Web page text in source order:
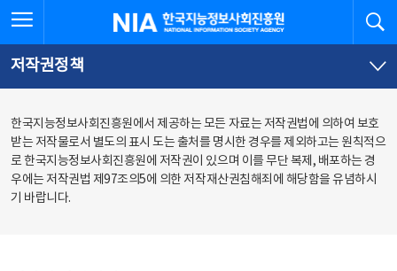
문
로
가
체
뉴
바
가
한국지능정보사회진흥원
저작권정책
한국지능정보사회진흥원에서 제공하는 모든 자료는 저작권법에 의하여 보호
받는 저작물로서 별도의 표시 도는 출처를 명시한 경우를 제외하고는 원칙적으
로 한국지능정보사회진흥원에 저작권이 있으며 이를 무단 복제, 배포하는 경
우에는 저작권법 제97조의5에 의한 저작재산권침해죄에 해당함을 유념하시
기 바랍니다.